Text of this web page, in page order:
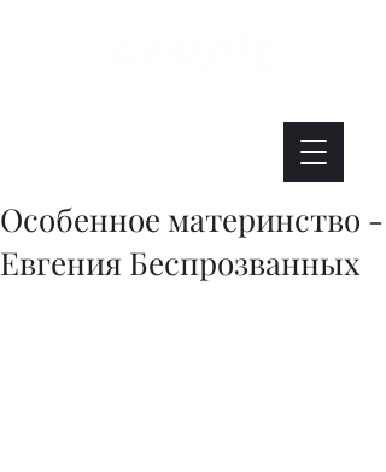
Особенное материнство -
Евгения Беспрозванных